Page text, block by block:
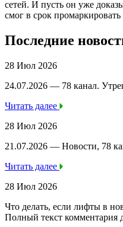
сетей. И пусть он уже
смог в срок промаркировать
Последние
28 Июл 2026
24.07.2026 — 78 канал.
Читать далее
28 Июл 2026
21.07.2026 — Новости, 78
Читать далее
28 Июл 2026
Что делать, если лифты в
Полный текст комментария